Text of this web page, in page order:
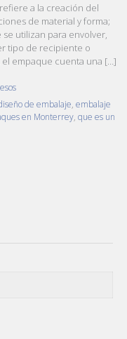
a la creación del
de material y forma;
utilizan para envolver,
tipo de recipiente o
empaque cuenta una […]
de embalaje,embalaje
en Monterrey,que es un